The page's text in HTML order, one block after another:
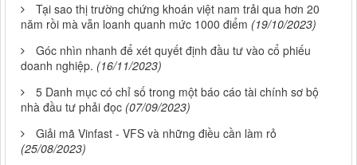
Tại sao thị trường chứng khoán việt nam trải qua hơn 20
năm rồi mà vẫn loanh quanh mức 1000 điểm (19/10/2023)
Góc nhìn nhanh để xét quyết định đầu tư vào cổ phiếu
doanh nghiệp. (16/11/2023)
5 Danh mục có chỉ số trong một báo cáo tài chính sơ bộ
nhà đầu tư phải đọc (07/09/2023)
Giải mã Vinfast - VFS và những điều cần làm rỏ
(25/08/2023)